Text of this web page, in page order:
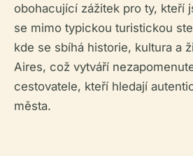
obohacující zážitek pro ty, kteří
se mimo typickou turistickou
kde se sbíhá historie, kultura a
Aires, což vytváří
cestovatele, kteří hledají
města.